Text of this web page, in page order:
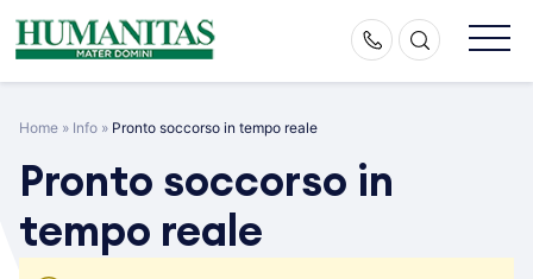
Skip
to
Home » Info » Pronto soccorso in tempo reale
Pronto soccorso in
tempo reale